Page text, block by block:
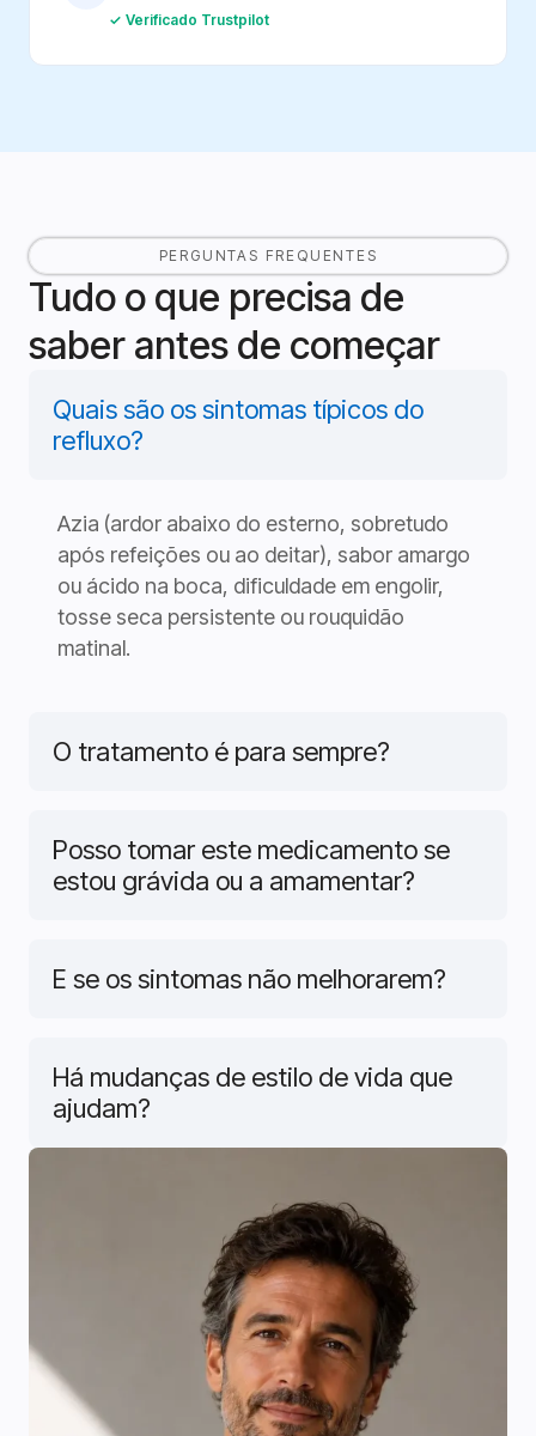
✓ Verificado Trustpilot
PERGUNTAS FREQUENTES
Tudo o que precisa de
saber antes de começar
Quais são os sintomas típicos do
refluxo?
Azia (ardor abaixo do esterno, sobretudo
após refeições ou ao deitar), sabor amargo
ou ácido na boca, dificuldade em engolir,
tosse seca persistente ou rouquidão
matinal.
O tratamento é para sempre?
Posso tomar este medicamento se
estou grávida ou a amamentar?
E se os sintomas não melhorarem?
Há mudanças de estilo de vida que
ajudam?